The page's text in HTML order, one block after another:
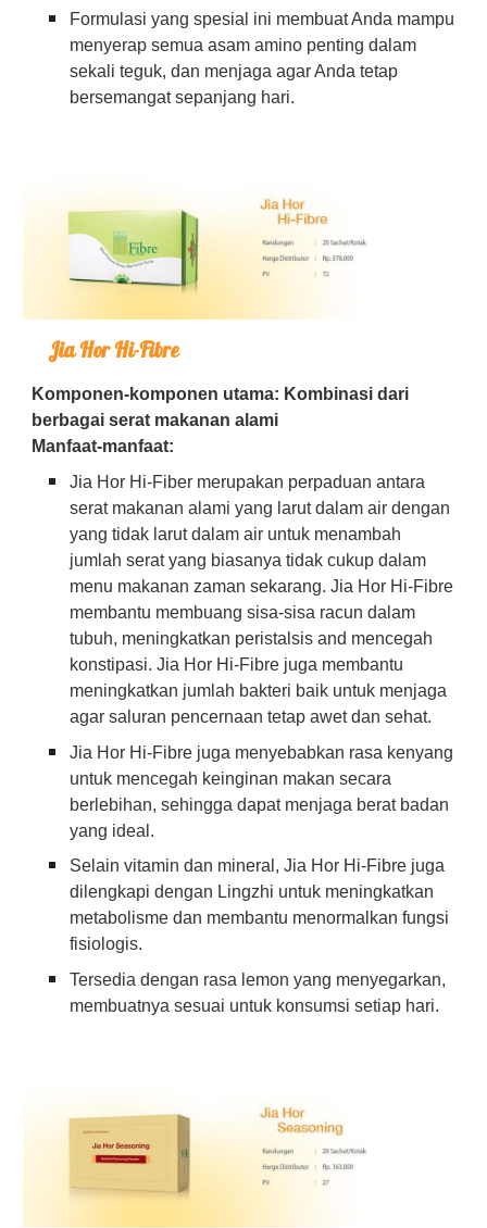
Formulasi yang spesial ini membuat Anda mampu
menyerap semua asam amino penting dalam
sekali teguk, dan menjaga agar Anda tetap
bersemangat sepanjang hari.
Jia Hor Hi-Fibre
Komponen-komponen utama: Kombinasi dari
berbagai serat makanan alami
Manfaat-manfaat:
Jia Hor Hi-Fiber merupakan perpaduan antara
serat makanan alami yang larut dalam air dengan
yang tidak larut dalam air untuk menambah
jumlah serat yang biasanya tidak cukup dalam
menu makanan zaman sekarang. Jia Hor Hi-Fibre
membantu membuang sisa-sisa racun dalam
tubuh, meningkatkan peristalsis and mencegah
konstipasi. Jia Hor Hi-Fibre juga membantu
meningkatkan jumlah bakteri baik untuk menjaga
agar saluran pencernaan tetap awet dan sehat.
Jia Hor Hi-Fibre juga menyebabkan rasa kenyang
untuk mencegah keinginan makan secara
berlebihan, sehingga dapat menjaga berat badan
yang ideal.
Selain vitamin dan mineral, Jia Hor Hi-Fibre juga
dilengkapi dengan Lingzhi untuk meningkatkan
metabolisme dan membantu menormalkan fungsi
fisiologis.
Tersedia dengan rasa lemon yang menyegarkan,
membuatnya sesuai untuk konsumsi setiap hari.